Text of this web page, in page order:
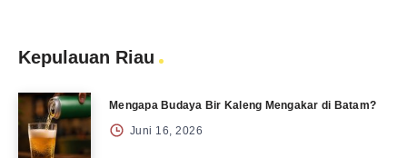
Kepulauan Riau
Mengapa Budaya Bir Kaleng Mengakar di Batam?
Juni 16, 2026